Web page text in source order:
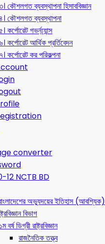
কৌশলগত ব্যবস্থাপনা হিসাববিজ্ঞান
৪। কৌশলগত ব্যবস্থাপনা
কর্পোরেট গভর্ন্য্যান্স
কর্পোরেট আর্থিক প্রর্তিবেদন
৭। কর্পোরেট কর পরিকল্পনা
converter
12 NCTB BD
অভ্যুদয়ের ইতিহাস (আবশ্যিক)
বিভাগ
১ম বর্ষ ডিগ্রী রাষ্ট্রবিজ্ঞান
রাজনৈতিক তত্ত্ব